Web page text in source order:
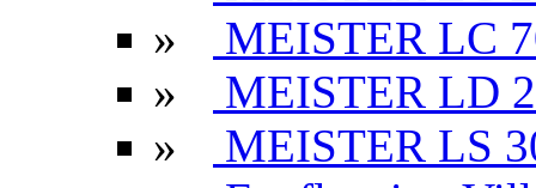
»
MEISTER LC
»
MEISTER LD
»
MEISTER LS